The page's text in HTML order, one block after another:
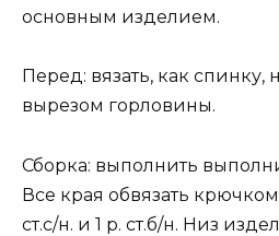
основным изделием.
Перед: вязать, как спинку,
вырезом горловины.
Сборка: выполнить
Все края обвязать крючком
ст.с/н. и 1 р. ст.б/н. Низ